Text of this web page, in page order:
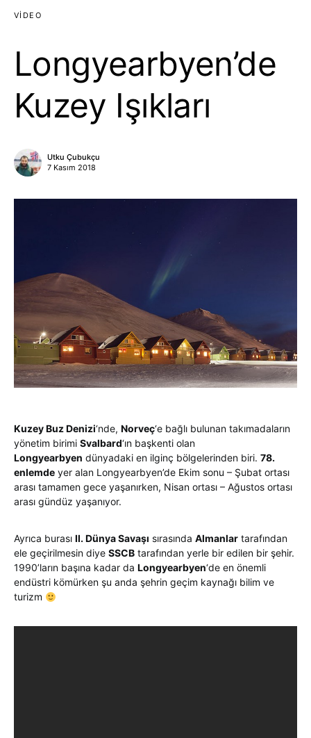
VIDEO
Longyearbyen’de
Kuzey Işıkları
Utku Çubukçu
7 Kasım 2018
Kuzey Buz Denizi‘nde, Norveç‘e bağlı bulunan takımadaların
yönetim birimi Svalbard‘ın başkenti olan
Longyearbyen dünyadaki en ilginç bölgelerinden biri. 78.
enlemde yer alan Longyearbyen’de Ekim sonu – Şubat ortası
arası tamamen gece yaşanırken, Nisan ortası – Ağustos ortası
arası gündüz yaşanıyor.
Ayrıca burası II. Dünya Savaşı sırasında Almanlar tarafından
ele geçirilmesin diye SSCB tarafından yerle bir edilen bir şehir.
1990’ların başına kadar da Longyearbyen‘de en önemli
endüstri kömürken şu anda şehrin geçim kaynağı bilim ve
turizm